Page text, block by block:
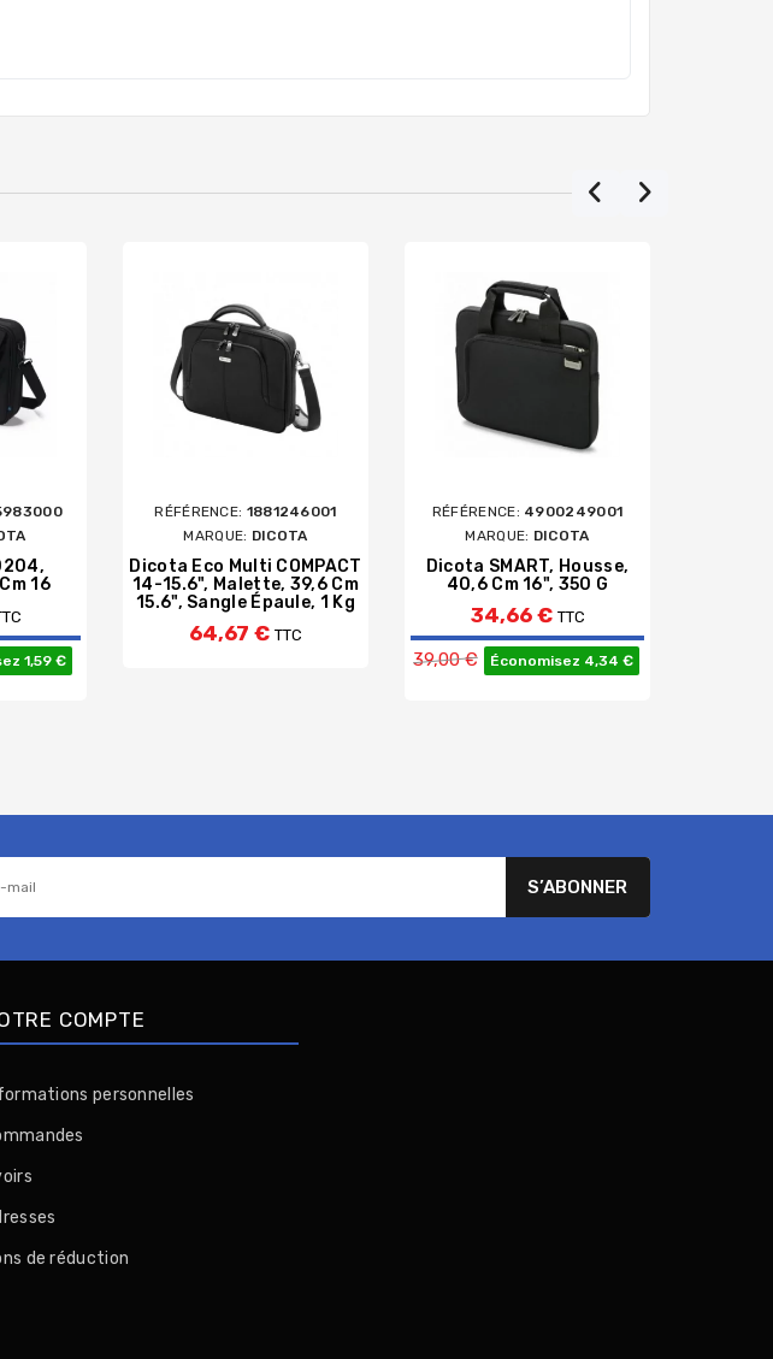
16
base
1,59 €
RÉFÉRENCE: 1881246001
MARQUE: DICOTA
Dicota Eco Multi COMPACT
14-15.6", Malette, 39,6 Cm
15.6", Sangle Épaule, 1 Kg
64,67 € TTC
RÉFÉRENCE: 4900249001
MARQUE: DICOTA
Dicota SMART, Housse,
40,6 Cm 16", 350 G
34,66 € TTC
Prix de base
39,00 € Économisez 4,34 €
COMPTE
personnelles
de réduction